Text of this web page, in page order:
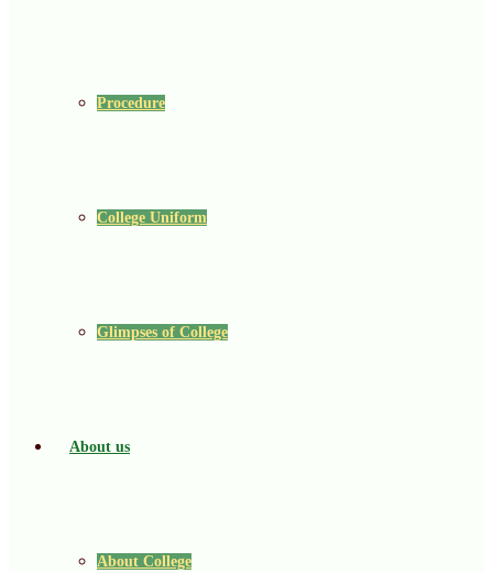
Procedure
College Uniform
Glimpses of College
About us
About College